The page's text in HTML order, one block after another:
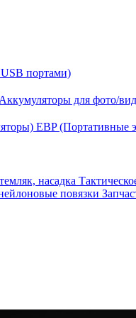
портами)
Аккумуляторы для фото/
EBP (Портативные
насадка
повязки